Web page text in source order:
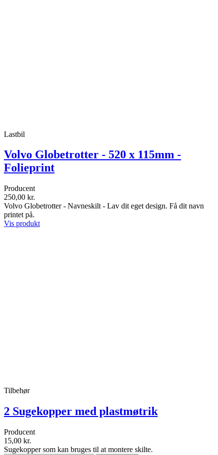
Lastbil
Volvo Globetrotter - 520 x 115mm -
Folieprint
Producent
250,00 kr.
Volvo Globetrotter - Navneskilt - Lav dit eget design. Få dit navn
printet på.
Vis produkt
Tilbehør
2 Sugekopper med plastmøtrik
Producent
15,00 kr.
Sugekopper som kan bruges til at montere skilte.